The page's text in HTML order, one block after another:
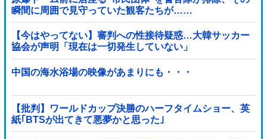
瞬間に周囲で見守っていた観客たちが……
【今はやってない】審判への性接待疑惑…大韓サッカー
協会が声明「現在は一切発生していない」
中国の海水浴場の映像があまりにも・・・
【批判】ワールドカップ決勝のハーフタイムショー、英
紙｢BTSが出てきて悪夢かと思った｣